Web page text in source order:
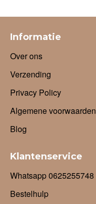
Informatie
Over ons
Verzending
Privacy Policy
Algemene voorwaarden
Blog
Klantenservice
Whatsapp 0625255748
Bestelhulp